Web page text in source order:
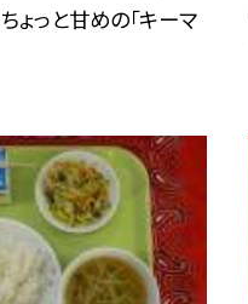
ょっと甘めの「キーマ